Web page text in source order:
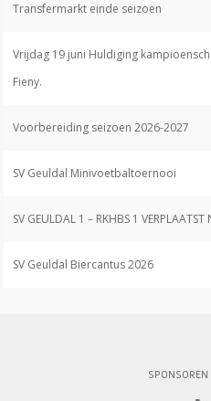
Transfermarkt einde seizoen
Vrijdag 19 juni Huldiging
Fieny.
Voorbereiding seizoen 2026-2027
SV Geuldal Minivoetbaltoernooi
SV GEULDAL 1 – RKHBS 1
SV Geuldal Biercantus 2026